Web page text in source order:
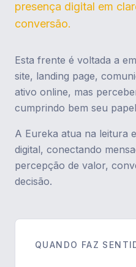
presença digital em
conversão.
Esta frente é voltada a
site, landing page,
ativo online, mas
cumprindo bem seu
A Eureka atua na leitura
digital, conectando
percepção de valor,
decisão.
QUANDO FAZ